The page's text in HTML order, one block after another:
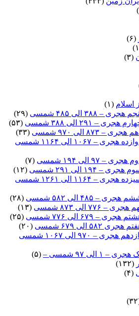
(۶)
(۳)
اسلام (۱)
– ۳۸۸ الی ۴۸۵ شمسی
(۲۹)
– ۲۹۱ الی ۳۸۸ شمسی
(۵۳)
– ۸۷۳ الی ۹۷۰ شمسی
(۳۳)
– ۱۰۶۷ الی ۱۱۶۴ شمسی
– ۹۷ الی ۱۹۴ شمسی
(۷)
– ۱۹۴ الی ۲۹۱ شمسی
(۱۲)
– ۱۱۶۴ الی ۱۲۶۱ شمسی
– ۴۸۵ الی ۵۸۲ شمسی
(۲۸)
– ۷۷۶ الی ۸۷۳ شمسی
(۱۳)
– ۶۷۹ الی ۷۷۶ شمسی
(۲۵)
۵۸۲ الی ۶۷۹ شمسی
(۲۰)
هجری – ۹۷۰ الی ۱۰۶۷ شمسی
– ۱ الی ۹۷ شمسی –
(۵)
(۱۳۲)
(۴)